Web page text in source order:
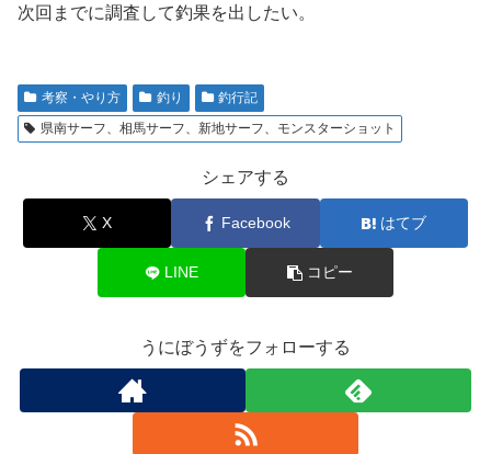
次回までに調査して釣果を出したい。
考察・やり方 釣り
釣行記
県南サーフ、相馬サーフ、新地サーフ、モンスターショット
シェアする
X Facebook はてブ
LINE コピー
うにぼうずをフォローする